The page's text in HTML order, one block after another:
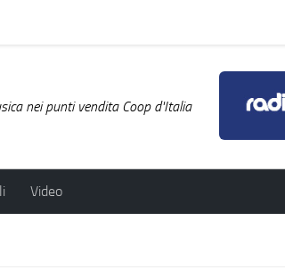
nei punti vendita Coop d'Italia
Video